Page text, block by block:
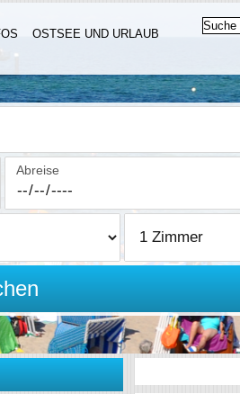
OSTSEE UND URLAUB
Abreise